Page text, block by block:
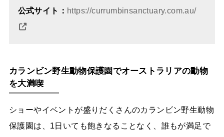
公式サイト： https://currumbinsanctuary.com.au/
カランビン野生動物保護園でオーストラリアの動物
を大満喫
ショーやイベントが盛りだくさんのカランビン野生動物
保護園は、1日いても飽きなることなく、誰もが満足で